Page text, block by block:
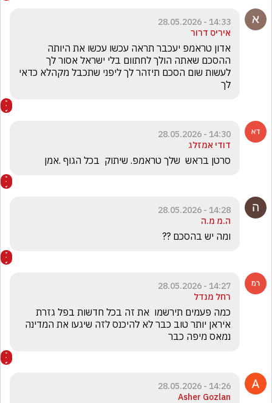
14:33 - 28.05.2026
איריס דרור
לך
14:30 - 28.05.2026
דודי אמזלג
סרטן בראש  שלך טראמפ. שיתוק  בכל הגוף .אמן
14:28 - 28.05.2026
ה.מ מ.ה
ומה יש בהסכם ??
14:27 - 28.05.2026
רחל מנדל
נמאס מיפה כבר
14:26 - 28.05.2026
Asher Gozlan